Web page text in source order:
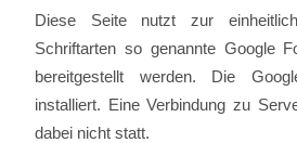
Diese Seite nutzt zur
Schriftarten so genannte Google
bereitgestellt werden. Die
installiert. Eine Verbindung zu
dabei nicht statt.